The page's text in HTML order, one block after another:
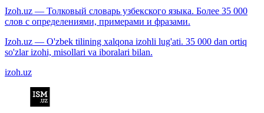
Izoh.uz — Толковый словарь узбекского языка. Более 35 000
слов с определениями, примерами и фразами.
Izoh.uz — O'zbek tilining xalqona izohli lug'ati. 35 000 dan ortiq
so'zlar izohi, misollari va iboralari bilan.
izoh.uz